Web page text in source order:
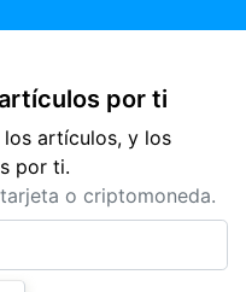
por ti
los artículos, y los
por ti.
o criptomoneda.